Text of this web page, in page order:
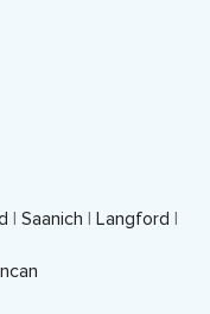
| Saanich | Langford |